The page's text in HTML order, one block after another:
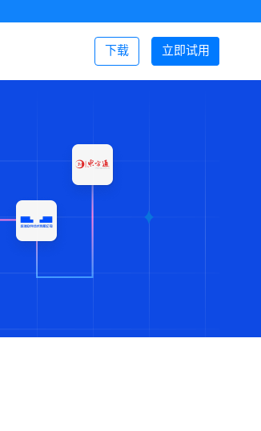
立即试用
下载 登录/注册